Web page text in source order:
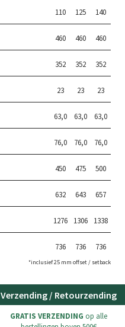
110 125 140
460 460 460
352 352 352
23 23 23
63,0 63,0 63,0
76,0 76,0 76,0
450 475 500
632 643 657
1276 1306 1338
736 736 736
*inclusief 25 mm offset / setback
Verzending / Retourzending
GRATIS VERZENDING op alle